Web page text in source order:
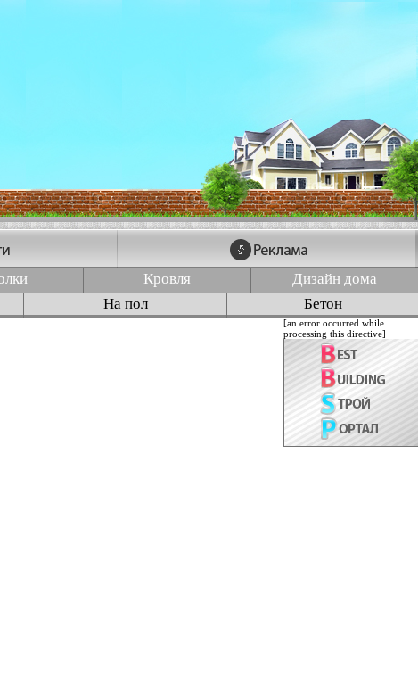
Кровля
Дизайн дома
На пол Бетон
[an error occurred while
processing this directive]